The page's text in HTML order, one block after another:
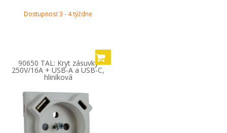
Dostupnosť 3 - 4 týždne
90650 TAL: Kryt zásuvky
250V/16A + USB-A a USB-C,
hliníková